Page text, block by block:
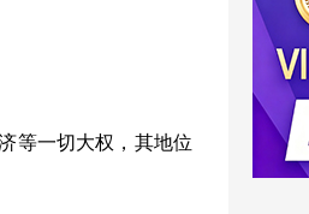
等一切大权，其地位